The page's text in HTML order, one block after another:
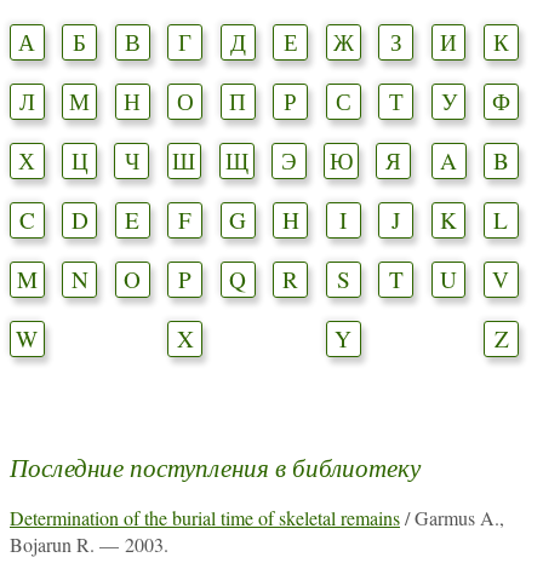
А Б В Г Д Е Ж З И
К
Л
М Н О П Р С Т У
Ф
Х
Ц Ч Ш Щ Э Ю Я A
B
C
D E F G H I J K
L
M
N O P Q R S T U
V
W
X Y Z
Последние поступления в библиотеку
Determination of the burial time of skeletal remains/ Garmus A.,
Bojarun R. — 2003.